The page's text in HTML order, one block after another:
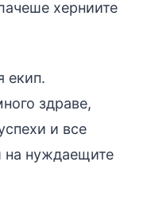
херниите
екип.
здраве,
и все
на нуждаещите